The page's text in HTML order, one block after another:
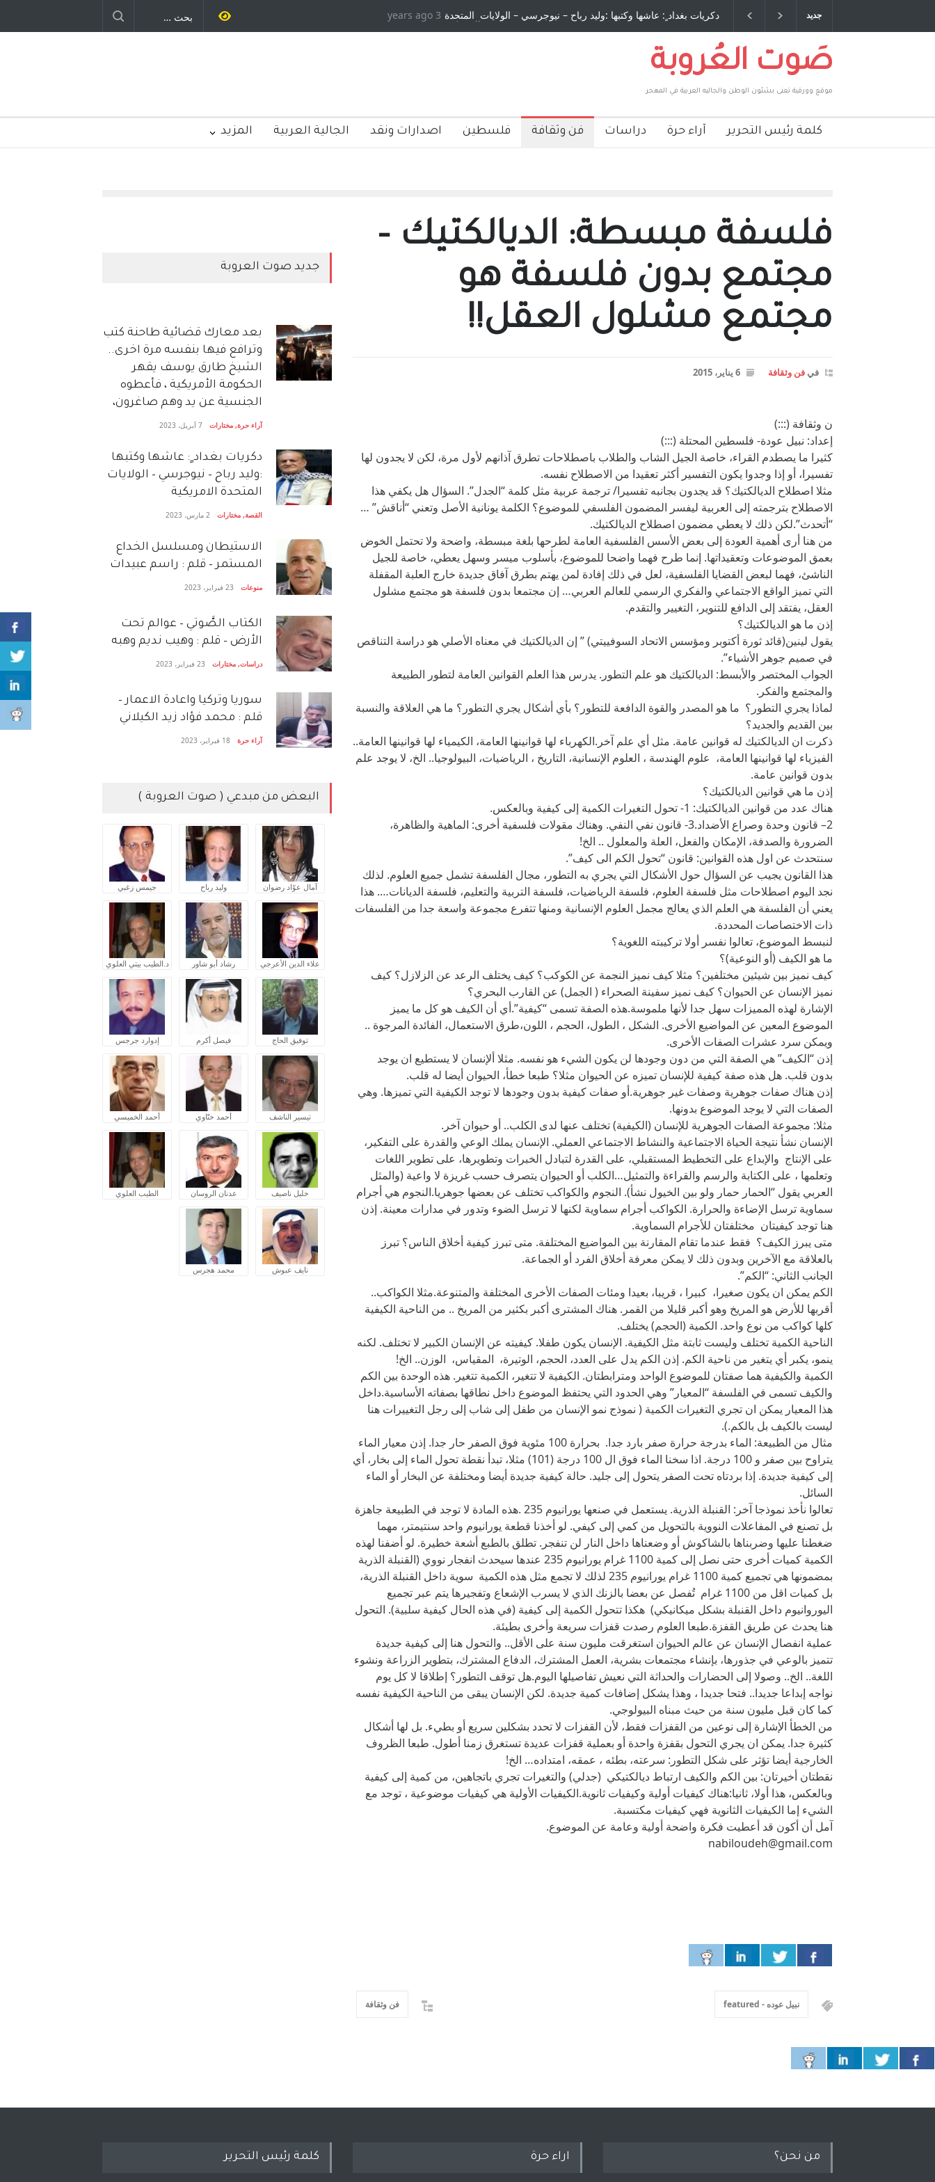
جديد دكريات بغداد ٍ: عاشها وكتبها :وليد رباح – نيوجرسي – الولايات المتحدة
الامريكية
طاحنة كتب وترافع فيها بنفسه مرة اخرى.. الشيخ
صاغرون،
3 years ago
صَوت العُروبة
موقع وورقية تعنى بشئون الوطن والجاليه العربية في المهجر
كلمة رئيس التحرير آراء حرة دراسات فن وثقافة فلسطين اصدارات ونقد الجالية العربية المزيد
فلسفة مبسطة: الديالكتيك –
مجتمع بدون فلسفة هو
مجتمع مشلول العقل!!
في فن وثقافة 6 يناير، 2015
ن وثقافة (:::)
إعداد: نبيل عودة- فلسطين المحتلة (:::)
كثيرا ما يصطدم القراء، خاصة الجيل الشاب والطلاب باصطلاحات تطرق آذانهم لأول مرة، لكن لا يجدون لها
تفسيرا، أو إذا وجدوا يكون التفسير أكثر تعقيدا من الاصطلاح نفسه.
مثلا اصطلاح الديالكتيك؟ قد يجدون بجانبه تفسيرا/ ترجمة عربية مثل كلمة “الجدل”. السؤال هل يكفي هذا
الاصطلاح بترجمته إلى العربية ليفسر المضمون الفلسفي للموضوع؟ الكلمة يونانية الأصل وتعني “أناقش” …
“أتحدث”.لكن ذلك لا يعطي مضمون اصطلاح الديالكتيك.
من هنا أرى أهمية العودة إلى بعض الأسس الفلسفية العامة لطرحها بلغة مبسطة، واضحة ولا تحتمل الخوض
بعمق الموضوعات وتعقيداتها. إنما طرح فهما واضحا للموضوع، بأسلوب ميسر وسهل يعطي، خاصة للجيل
الناشئ، فهما لبعض القضايا الفلسفية، لعل في ذلك إفادة لمن يهتم بطرق آفاق جديدة خارج العلبة المقفلة
التي تميز الواقع الاجتماعي والفكري الرسمي للعالم العربي… إن مجتمعا بدون فلسفة هو مجتمع مشلول
العقل، يفتقد إلى الدافع للتنوير، التغيير والتقدم.
إذن ما هو الديالكتيك؟
يقول لينين(قائد ثورة أكتوبر ومؤسس الاتحاد السوفييتي) ” إن الديالكتيك في معناه الأصلي هو دراسة التناقص
في صميم جوهر الأشياء”.
الجواب المختصر والأبسط: الديالكتيك هو علم التطور. يدرس هذا العلم القوانين العامة لتطور الطبيعة
والمجتمع والفكر.
لماذا يجري التطور؟ ما هو المصدر والقوة الدافعة للتطور؟ بأي أشكال يجري التطور؟ ما هي العلاقة والنسبة
بين القديم والجديد؟
ذكرت ان الديالكتيك له قوانين عامة. مثل أي علم آخر.الكهرباء لها قوانينها العامة، الكيمياء لها قوانينها العامة..
الفيزياء لها قوانينها العامة، علوم الهندسة ، العلوم الإنسانية، التاريخ ، الرياضيات، البيولوجيا.. الخ، لا يوجد علم
بدون قوانين عامة.
إذن ما هي قوانين الديالكتيك؟
هناك عدد من قوانين الديالكتيك: 1- تحول التغيرات الكمية إلى كيفية وبالعكس.
2– قانون وحدة وصراع الأضداد.3- قانون نفي النفي. وهناك مقولات فلسفية أخرى: الماهية والظاهرة،
الضرورة والصدفة، الإمكان والفعل، العلة والمعلول .. الخ!
سنتحدث عن اول هذه القوانين: قانون “تحول الكم الى كيف”.
هذا القانون يجيب عن السؤال حول الأشكال التي يجري به التطور، مجال الفلسفة تشمل جميع العلوم. لذلك
نجد اليوم اصطلاحات مثل فلسفة العلوم، فلسفة الرياضيات، فلسفة التربية والتعليم، فلسفة الديانات…. هذا
يعني أن الفلسفة هي العلم الذي يعالج مجمل العلوم الإنسانية ومنها تتفرع مجموعة واسعة جدا من الفلسفات
ذات الاختصاصات المحددة.
لنبسط الموضوع، تعالوا نفسر أولا تركيبته اللغوية؟
ما هو الكيف (أو النوعية)؟
كيف نميز بين شيئين مختلفين؟ مثلا كيف نميز النجمة عن الكوكب؟ كيف يختلف الرعد عن الزلازل؟ كيف
نميز الإنسان عن الحيوان؟ كيف نميز سفينة الصحراء ( الجمل) عن القارب البحري؟
الإشارة لهذه المميزات سهل جدا لأنها ملموسة.هذه الصفة تسمى “كيفية”.أي أن الكيف هو كل ما يميز
الموضوع المعين عن المواضيع الأخرى. الشكل ، الطول، الحجم ، اللون،طرق الاستعمال، الفائدة المرجوة ..
ويمكن سرد عشرات الصفات الأخرى.
إذن “الكيف” هي الصفة التي من دون وجودها لن يكون الشيء هو نفسه. مثلا ألإنسان لا يستطيع ان يوجد
بدون قلب. هل هذه صفة كيفية للإنسان تميزه عن الحيوان مثلا؟ طبعا خطأ، الحيوان أيضا له قلب.
إذن هناك صفات جوهرية وصفات غير جوهرية.أو صفات كيفية بدون وجودها لا توجد الكيفية التي تميزها. وهي
الصفات التي لا يوجد الموضوع بدونها.
مثلا: مجموعة الصفات الجوهرية للإنسان (الكيفية) تختلف عنها لدى الكلب.. أو حيوان آخر.
الإنسان نشأ نتيجة الحياة الاجتماعية والنشاط الاجتماعي العملي. الإنسان يملك الوعي والقدرة على التفكير،
على الإنتاج والإبداع على التخطيط المستقبلي، على القدرة لتبادل الخبرات وتطويرها، على تطوير اللغات
وتعلمها ، على الكتابة والرسم والقراءة والتمثيل…الكلب أو الحيوان يتصرف حسب غريزة لا واعية (والمثل
العربي يقول “الحمار حمار ولو بين الخيول نشأ). النجوم والكواكب تختلف عن بعضها جوهريا.النجوم هي أجرام
سماوية ترسل الإضاءة والحرارة. الكواكب أجرام سماوية لكنها لا ترسل الضوء وتدور في مدارات معينة. إذن
هنا توجد كيفيتان مختلفتان للأجرام السماوية.
متى يبرز الكيف؟ فقط عندما تقام المقارنة بين المواضيع المختلفة. متى تبرز كيفية أخلاق الناس؟ تبرز
بالعلاقة مع الآخرين وبدون ذلك لا يمكن معرفة أخلاق الفرد أو الجماعة.
الجانب الثاني: “الكم”.
الكم يمكن ان يكون صغيرا، كبيرا ، قريبا، بعيدا ومئات الصفات الأخرى المختلفة والمتنوعة.مثلا الكواكب..
أقربها للأرض هو المريخ وهو أكبر قليلا من القمر. هناك المشترى أكبر بكثير من المريخ .. من الناحية الكيفية
كلها كواكب من نوع واحد. الكمية (الحجم) يختلف.
الناحية الكمية تختلف وليست ثابتة مثل الكيفية. الإنسان يكون طفلا. كيفيته عن الإنسان الكبير لا تختلف. لكنه
ينمو، يكبر أي يتغير من ناحية الكم. إذن الكم يدل على العدد، الحجم، الوتيرة، المقياس، الوزن.. الخ!
الكمية والكيفية هما صفتان للموضوع الواحد ومترابطتان. الكيفية لا تتغير، الكمية تتغير. هذه الوحدة بين الكم
والكيف تسمى في الفلسفة “المعيار” وهي الحدود التي يحتفظ الموضوع داخل نطاقها بصفاته الأساسية.داخل
هذا المعيار يمكن ان تجري التغيرات الكمية ( نموذج نمو الإنسان من طفل إلى شاب إلى رجل التغييرات هنا
ليست بالكيف بل بالكم.).
مثال من الطبيعة: الماء بدرجة حرارة صفر بارد جدا. بحرارة 100 مئوية فوق الصفر حار جدا. إذن معيار الماء
يتراوح بين صفر و 100 درجة. اذا سخنا الماء فوق ال 100 درجة (101) مثلا، تبدأ نقطة تحول الماء إلى بخار، أي
إلى كيفية جديدة. إذا بردتاه تحت الصفر يتحول إلى جليد. حالة كيفية جديدة أيضا ومختلفة عن البخار أو الماء
السائل.
تعالوا نأخذ نموذجا آخر: القنبلة الذرية. يستعمل في صنعها يورانيوم 235 .هذه المادة لا توجد في الطبيعة جاهزة
بل تصنع في المفاعلات النووية بالتحويل من كمي إلى كيفي. لو أخذنا قطعة يورانيوم واحد سنتيمتر، مهما
ضغطنا عليها وضربناها بالشاكوش أو وضعناها داخل النار لن تنفجر. تطلق بالطبع أشعة خطيرة. لو أضفنا لهذه
الكمية كميات أخرى حتى نصل إلى كمية 1100 غرام يورانيوم 235 عندها سيحدث انفجار نووي (القنبلة الذرية
بمضمونها هي تجميع كمية 1100 غرام يورانيوم 235 لذلك لا تجمع مثل هذه الكمية سوية داخل القنبلة الذرية،
بل كميات اقل من 1100 غرام تُفصل عن بعضا بالزنك الذي لا يسرب الإشعاع وتفجيرها يتم عبر تجميع
اليوروانيوم داخل القنبلة بشكل ميكانيكي) هكذا تتحول الكمية إلى كيفية (في هذه الحال كيفية سلبية). التحول
هنا يحدث عن طريق القفزة.طبعا العلوم رصدت قفزات سريعة وأخرى بطيئة.
عملية انفصال الإنسان عن عالم الحيوان استغرقت مليون سنة على الأقل.. والتحول هنا إلى كيفية جديدة
تتميز بالوعي في جذورها، بإنشاء مجتمعات بشرية، العمل المشترك، الدفاع المشترك، بتطوير الزراعة ونشوء
اللغة.. الخ.. وصولا إلى الحضارات والحداثة التي نعيش تفاصيلها اليوم.هل توقف التطور؟ إطلاقا لا كل يوم
نواجه إبداعا جديدا.. فتحا جديدا ، وهذا يشكل إضافات كمية جديدة. لكن الإنسان يبقى من الناحية الكيفية نفسه
كما كان قبل مليون سنة من حيث مبناه البيولوجي.
من الخطأ الإشارة إلى نوعين من القفزات فقط، لأن القفزات لا تحدد بشكلين سريع أو بطيء. بل لها أشكال
كثيرة جدا. يمكن ان يجري التحول بقفزة واحدة أو بعملية قفزات عديدة تستغرق زمنا أطول. طبعا الظروف
الخارجية أيضا تؤثر على شكل التطور: سرعته، بطئه ، عمقه، امتداده… الخ!
نقطتان أخيرتان: بين الكم والكيف ارتباط ديالكتيكي (جدلي) والتغيرات تجري باتجاهين، من كمية إلى كيفية
وبالعكس، هذا أولا، ثانيا:هناك كيفيات أولية وكيفيات ثانوية.الكيفيات الأولية هي كيفيات موضوعية ، توجد مع
الشيء إما الكيفيات الثانوية فهي كيفيات مكتسبة.
آمل أن أكون قد أعطيت فكرة واضحة أولية وعامة عن الموضوع.
nabiloudeh@gmail.com
نبيل عوده - featured فن وثقافة
جديد صوت العروبة
بعد معارك قضائية طاحنة كتب
وترافع فيها بنفسه مرة اخرى..
الشيخ طارق يوسف يقهر
الحكومة الأمريكية ، فأعطوه
الجنسية عن يد وهم صاغرون،
آراء حرة, مختارات 7 أبريل، 2023
دكريات بغداد ٍ: عاشها وكتبها
:وليد رباح – نيوجرسي – الولايات
المتحدة الامريكية
القصة, مختارات 2 مارس، 2023
الاستيطان ومسلسل الخداع
المستمر – قلم : راسم عبيدات
منوعات 23 فبراير، 2023
الكتاب الصَّوتي – عوالم تحت
الأرض – قلم : وهيب نديم وهبه
دراسات, مختارات 23 فبراير، 2023
سوريا وتركيا واعادة الاعمار –
قلم : محمد فؤاد زيد الكيلاني
آراء حرة 18 فبراير، 2023
البعض من مبدعي ( صوت العروبة )
آمال عوّاد رضوان وليد رباح جيمس زغبي
علاء الدين الأعرجي رشاد أبو شاور د.الطيب بيتي العلوي
توفيق الحاج فيصل أكرم إدوارد جرجس
تيسير الناشف أحمد ختّاوي أحمد الخميسي
خليل ناصيف عدنان الروسان الطيب العلوي
نايف عبوش محمد هجرس
من نحن؟ اراء حرة كلمة رئيس التحرير